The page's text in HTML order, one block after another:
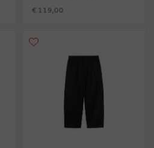
€ 119,00